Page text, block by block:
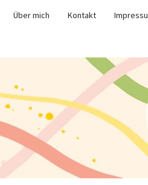
Über mich Kontakt